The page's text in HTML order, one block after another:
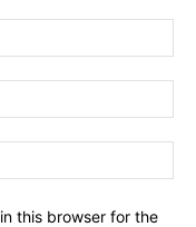
this browser for the